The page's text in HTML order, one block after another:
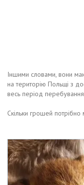
Іншими словами, вони
на територію Польщі з
весь період
Скільки грошей